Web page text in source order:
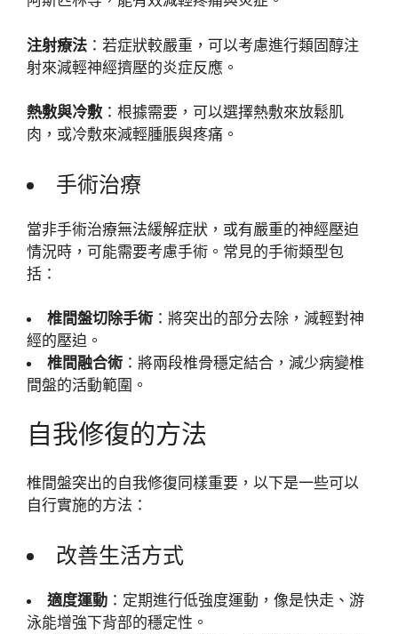
注射療法 ：若症狀較嚴重，可以考慮進行類固醇注
射來減輕神經擠壓的炎症反應。
熱敷與冷敷 ：根據需要，可以選擇熱敷來放鬆肌
肉，或冷敷來減輕腫脹與疼痛。
手術治療
當非手術治療無法緩解症狀，或有嚴重的神經壓迫
情況時，可能需要考慮手術。常見的手術類型包
括：
椎間盤切除手術 ：將突出的部分去除，減輕對神
經的壓迫。
椎間融合術 ：將兩段椎骨穩定結合，減少病變椎
間盤的活動範圍。
自我修復的方法
椎間盤突出的自我修復同樣重要，以下是一些可以
自行實施的方法：
改善生活方式
適度運動 ：定期進行低強度運動，像是快走、游
泳能增強下背部的穩定性。